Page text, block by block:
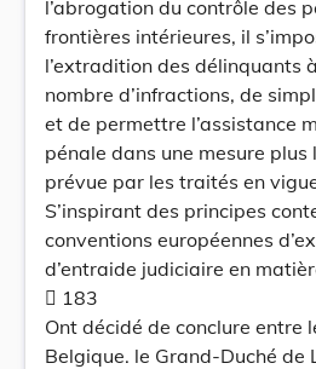
l’abrogation du contrôle des
frontières intérieures, il
l’extradition des délinquants
nombre d’infractions, de
et de permettre l’assistance
pénale dans une mesure plus
prévue par les traités en
S’inspirant des principes
conventions européennes
d’entraide judiciaire en
 183
Ont décidé de conclure entre
Belgique. le Grand-Duché de